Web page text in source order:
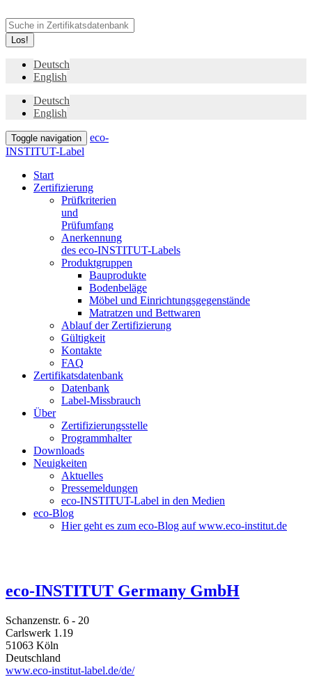
Los!
Deutsch
English
Deutsch
English
Toggle navigation
eco-
INSTITUT-Label
Start
Zertifizierung
Prüfkriterien
und
Prüfumfang
Anerkennung
des eco-INSTITUT-Labels
Produktgruppen
Bauprodukte
Bodenbeläge
Möbel und Einrichtungsgegenstände
Matratzen und Bettwaren
Ablauf der Zertifizierung
Gültigkeit
Kontakte
FAQ
Zertifikatsdatenbank
Datenbank
Label-Missbrauch
Über
Zertifizierungsstelle
Programmhalter
Downloads
Neuigkeiten
Aktuelles
Pressemeldungen
eco-INSTITUT-Label in den Medien
eco-Blog
Hier geht es zum eco-Blog auf www.eco-institut.de
eco-INSTITUT Germany GmbH
Schanzenstr. 6 - 20
Carlswerk 1.19
51063 Köln
Deutschland
www.eco-institut-label.de/de/